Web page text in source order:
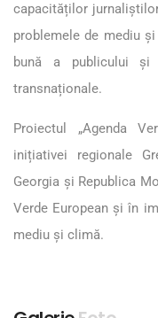
capacităților
problemele de mediu
bună a publicului și
transnaționale.
Proiectul „Agenda
inițiativei regionale
Georgia și Republica
Verde European și în
mediu și climă.